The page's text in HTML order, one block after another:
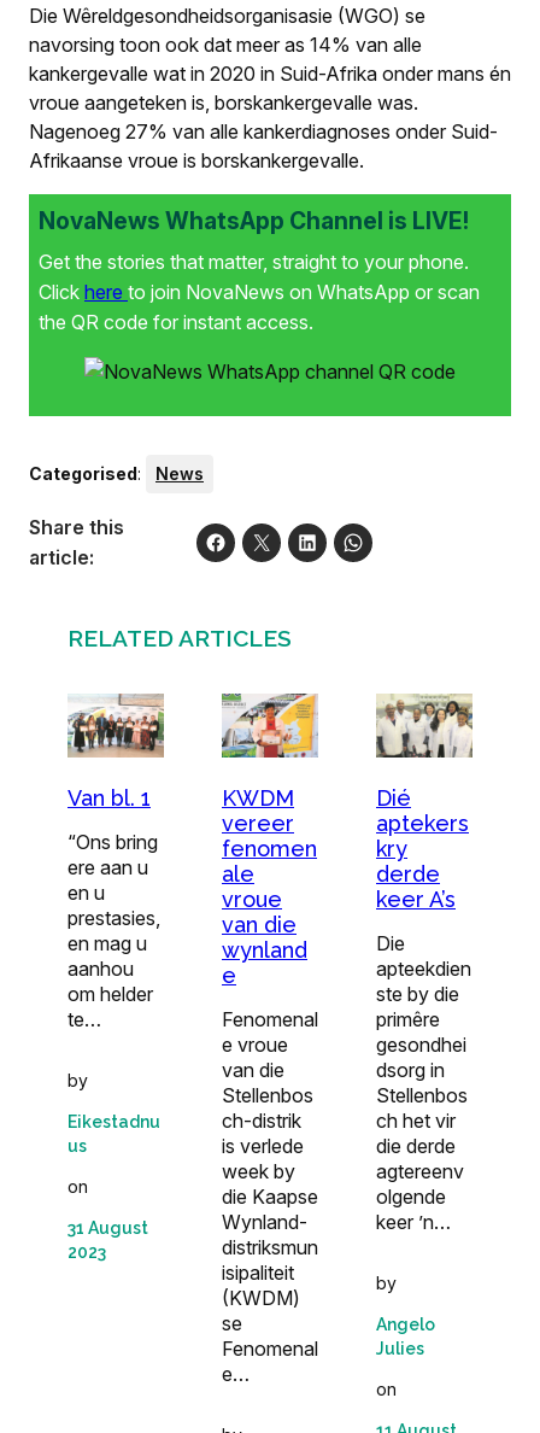
Die Wêreldgesondheidsorganisasie (WGO) se
navorsing toon ook dat meer as 14% van alle
kankergevalle wat in 2020 in Suid-Afrika onder mans én
vroue aangeteken is, borskankergevalle was.
Nagenoeg 27% van alle kankerdiagnoses onder Suid-
Afrikaanse vroue is borskankergevalle.
NovaNews WhatsApp Channel is LIVE!
Get the stories that matter, straight to your phone.
Click here to join NovaNews on WhatsApp or scan
the QR code for instant access.
Categorised: News
Share this
article:
RELATED ARTICLES
Van bl. 1
“Ons bring
ere aan u
en u
prestasies,
en mag u
aanhou
om helder
te…
by
Eikestadnu
us
on
31 August
2023
KWDM
vereer
fenomen
ale
vroue
van die
wynland
e
Fenomenal
e vroue
van die
Stellenbos
ch-distrik
is verlede
week by
die Kaapse
Wynland-
distriksmun
isipaliteit
(KWDM)
se
Fenomenal
e…
Dié
aptekers
kry
derde
keer A’s
Die
apteekdien
ste by die
primêre
gesondhei
dsorg in
Stellenbos
ch het vir
die derde
agtereenv
olgende
keer ’n…
by
Angelo
Julies
on